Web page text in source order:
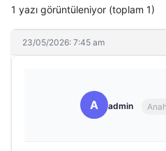
1 yazı görüntüleniyor (toplam 1)
23/05/2026: 7:45 am
A admin